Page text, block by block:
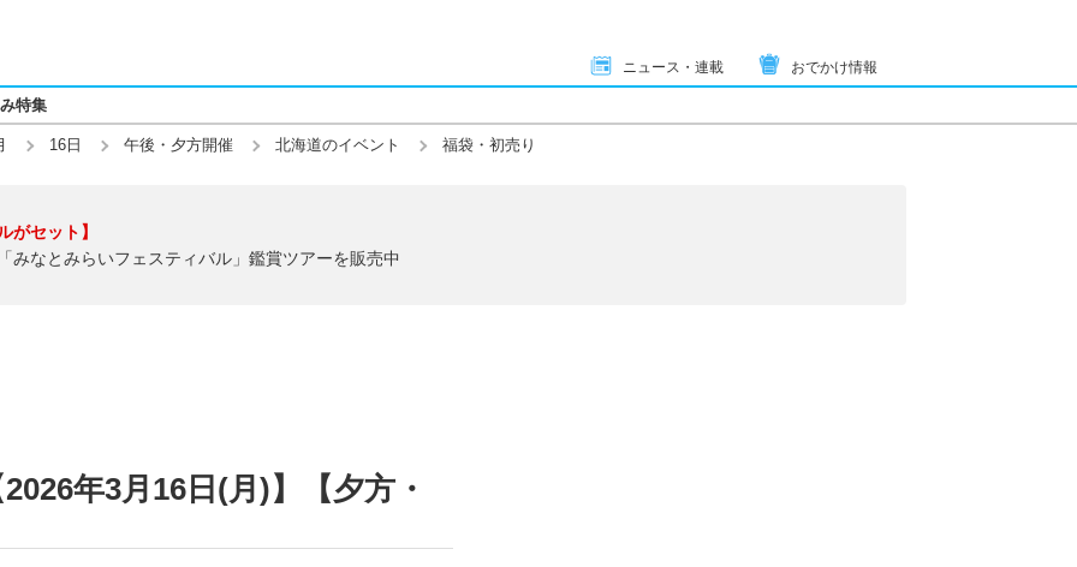
ニュース・連載 おでかけ情報
特集
16日 午後・夕方開催 北海道のイベント 福袋・初売り
がセット】
みなとみらいフェスティバル」鑑賞ツアーを販売中
年3月16日(月)】【夕方・